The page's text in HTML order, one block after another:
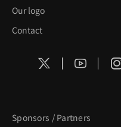
Our logo
Contact
Sponsors / Partners